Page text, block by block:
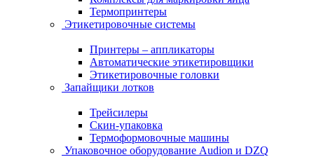
Термопринтеры
Этикетировочные системы
Принтеры – аппликаторы
Автоматические этикетировщики
Этикетировочные головки
Запайщики лотков
Трейсилеры
Скин-упаковка
Термоформовочные машины
Упаковочное оборудование Audion и DZQ